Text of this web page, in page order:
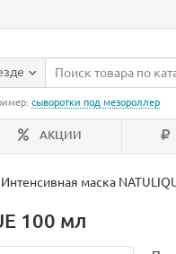
сыворотки под мезороллер
АКЦИИ
Интенсивная маска
100 мл